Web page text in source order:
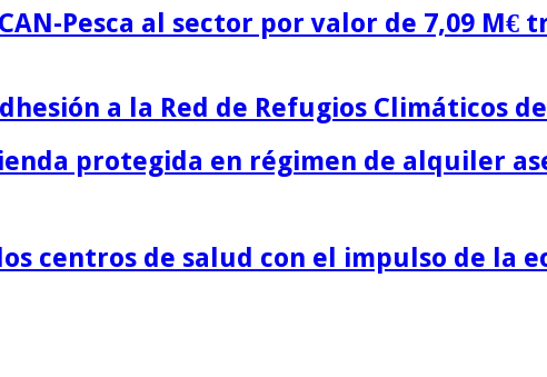
Pesca al sector por valor de 7,09 M€
a la Red de Refugios Climáticos
protegida en régimen de alquiler
centros de salud con el impulso de la